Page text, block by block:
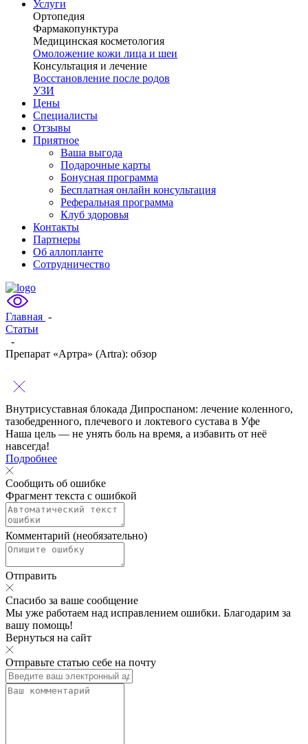
Услуги
Ортопедия
Фармакопунктура
Медицинская косметология
Омоложение кожи лица и шеи
Консультация и лечение
Восстановление после родов
УЗИ
Цены
Специалисты
Отзывы
Приятное
Ваша выгода
Подарочные карты
Бонусная программа
Бесплатная онлайн консультация
Реферальная программа
Клуб здоровья
Контакты
Партнеры
Об аллопланте
Сотрудничество
Главная -
Статьи
-
Препарат «Артра» (Artra): обзор
Внутрисуставная блокада Дипроспаном: лечение коленного,
тазобедренного, плечевого и локтевого сустава в Уфе
Наша цель — не унять боль на время, а избавить от неё
навсегда!
Подробнее
Сообщить об ошибке
Фрагмент текста с ошибкой
Комментарий (необязательно)
Отправить
Спасибо за ваше сообщение
Мы уже работаем над исправлением ошибки. Благодарим за
вашу помощь!
Вернуться на сайт
Отправьте статью себе на почту